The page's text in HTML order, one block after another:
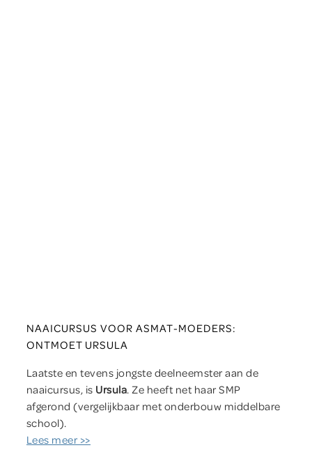
NAAICURSUS VOOR ASMAT-MOEDERS:
ONTMOET URSULA
Laatste en tevens jongste deelneemster aan de
naaicursus, is Ursula. Ze heeft net haar SMP
afgerond (vergelijkbaar met onderbouw middelbare
school).
Lees meer >>